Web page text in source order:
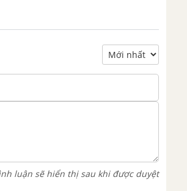
luận sẽ hiển thị sau khi được duyệt